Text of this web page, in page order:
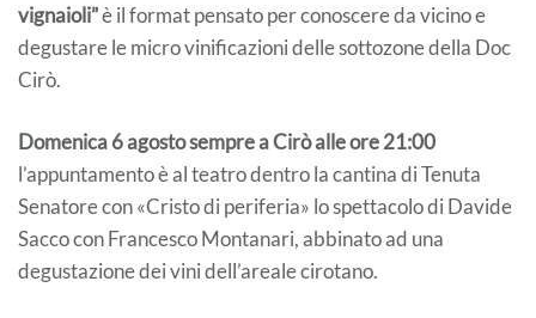
vignaioli”è il format pensato per conoscere da vicino e
degustare le micro vinificazioni delle sottozone della Doc
Cirò.
Domenica 6 agosto sempre a Cirò alle ore 21:00
l’appuntamento è al teatro dentro la cantina di Tenuta
Senatore con «Cristo di periferia» lo spettacolo di Davide
Sacco con Francesco Montanari, abbinato ad una
degustazione dei vini dell’areale cirotano.